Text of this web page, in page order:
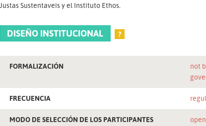
Justas Sustentaveis y el Instituto Ethos.
DISEÑO INSTITUCIONAL ?
FORMALIZACIÓN
not
FRECUENCIA
MODO DE SELECCIÓN DE LOS PARTICIPANTES open